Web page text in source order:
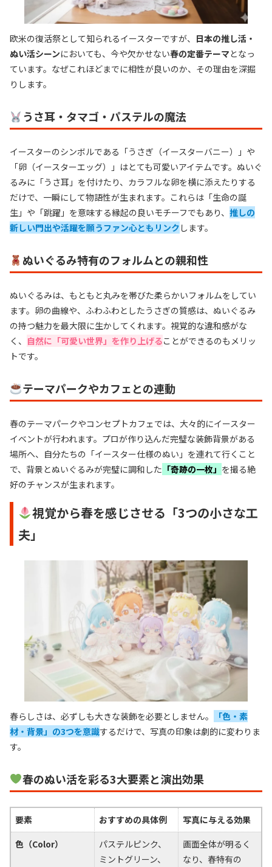
欧米の復活祭として知られるイースターですが、 日本の推し活・
ぬい活シーンにおいても、今や欠かせない春の定番テーマとなっ
ています。なぜこれほどまでに相性が良いのか、その理由を深掘
りします。
うさ耳・タマゴ・パステルの魔法
イースターのシンボルである「うさぎ（イースターバニー）」や
「卵（イースターエッグ）」はとても可愛いアイテムです。ぬいぐ
るみに「うさ耳」を付けたり、カラフルな卵を横に添えたりする
だけで、一瞬にして物語性が生まれます。これらは「生命の誕
生」や「跳躍」を意味する縁起の良いモチーフでもあり、 推しの
新しい門出や活躍を願うファン心ともリンク します。
ぬいぐるみ特有のフォルムとの親和性
ぬいぐるみは、もともと丸みを帯びた柔らかいフォルムをしてい
ます。卵の曲線や、ふわふわとしたうさぎの質感は、ぬいぐるみ
の持つ魅力を最大限に生かしてくれます。視覚的な違和感がな
く、 自然に「可愛い世界」を作り上げることができるのもメリッ
トです。
テーマパークやカフェとの連動
春のテーマパークやコンセプトカフェでは、大々的にイースター
イベントが行われます。プロが作り込んだ完璧な装飾背景がある
場所へ、自分たちの「イースター仕様のぬい」を連れて行くこと
で、背景とぬいぐるみが完璧に調和した 「奇跡の一枚」 を撮る絶
好のチャンスが生まれます。
視覚から春を感じさせる「3つの小さな工
夫」
春らしさは、必ずしも大きな装飾を必要としません。
「色・素
材・背景」の3つを意識するだけで、写真の印象は劇的に変わりま
す。
春のぬい活を彩る3大要素と演出効果
要素 おすすめの具体例
写真に与える効果
色（Color）
パステルピンク、
ミントグリーン、
画面全体が明るく
なり、春特有の